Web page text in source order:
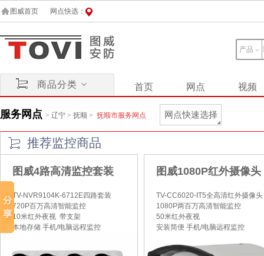
图威首页 网点快选：
产品
商品分类 首页 网点 视频
服务网点 > 辽宁 > 抚顺 > 抚顺市服务网点 网点快速选择
推荐监控商品
图威4路高清监控套装
TV-NVR9104K-6712E四路套装
720P百万高清智能监控
10米红外夜视 带支架
本地存储 手机/电脑远程监控
图威1080P红外摄像头
TV-CC6020-IT5全高清红外摄像头
1080P两百万高清智能监控
50米红外夜视
安装简便 手机/电脑远程监控